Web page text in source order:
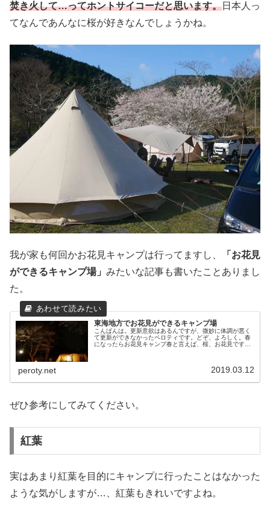
焚き火して…ってホントサイコーだと思います。日本人っ
てなんであんなに桜が好きなんでしょうかね。
我が家も何回かお花見キャンプは行ってますし、
「お花見
ができるキャンプ場」 みたいな記事も書いたことありまし
た。
東海地方でお花見ができるキャンプ場
こんばんは。更新意欲はあるんですが、微妙に体調が悪く
て更新ができなかったペロティです。どぞ、よろしく。春
になったらお花見キャンプ春と言えば、桜、お花見ですよ
peroty.net 2019.03.12
ぜひ参考にしてみてください。
紅葉
実はあまり紅葉を目的にキャンプに行ったことはなかった
ような気がしますが…、紅葉もきれいですよね。